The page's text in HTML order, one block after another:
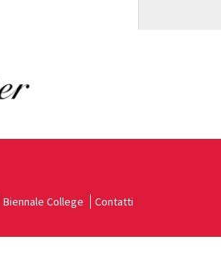
Biennale College Contatti